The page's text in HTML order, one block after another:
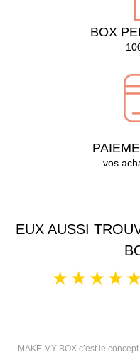
BOX
vos
EUX AUSSI
MAKE MY BOX c’est le